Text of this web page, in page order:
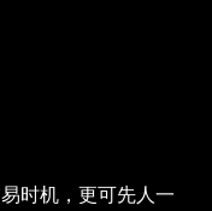
时机，更可先人一